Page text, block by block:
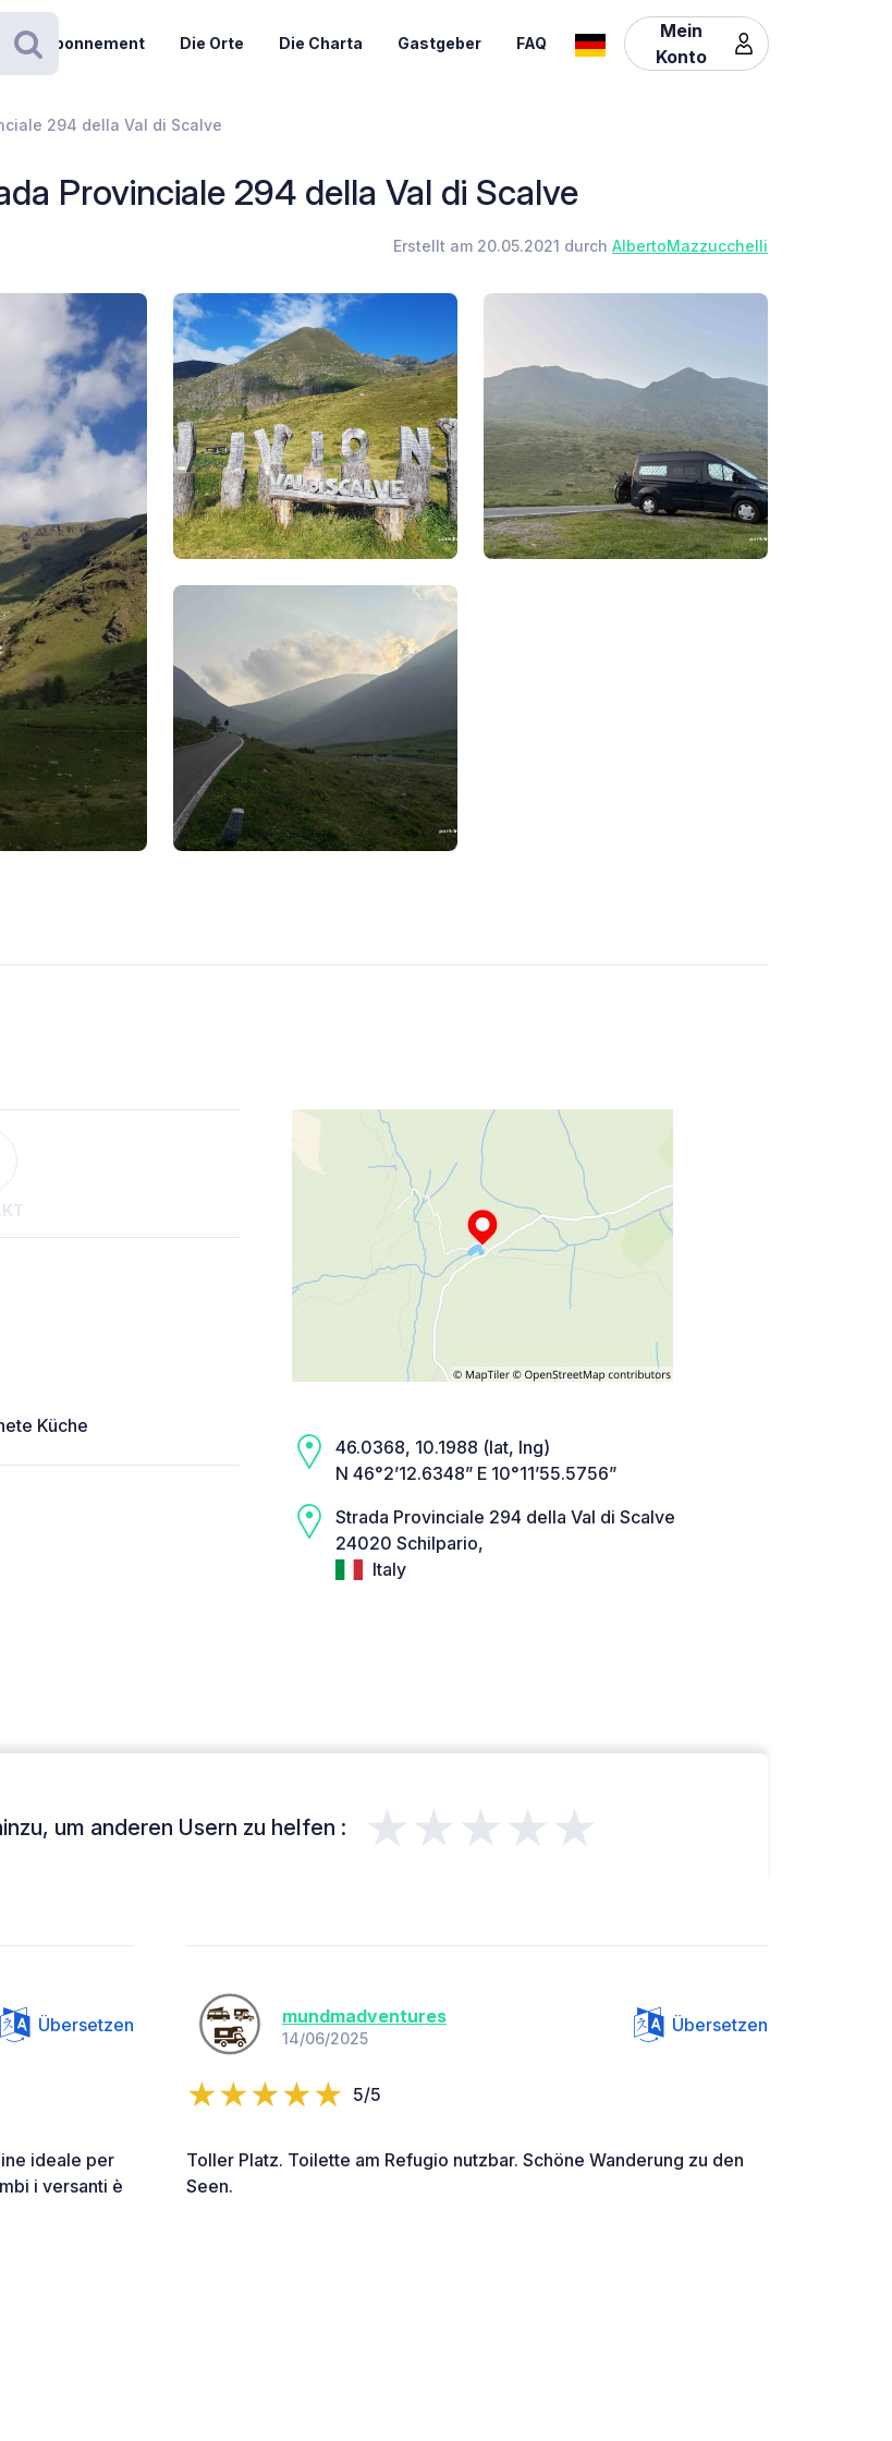
Suchen
Abonnement Die Orte Die Charta Gastgeber FAQ
Mein
Konto
294 della Val di Scalve
Provinciale 294 della Val di Scalve
Erstellt am 20.05.2021 durch AlbertoMazzucchelli
Küche
46.0368, 10.1988 (lat, lng)
N 46°2’12.6348” E 10°11’55.5756”
Strada Provinciale 294 della Val di Scalve
24020 Schilpario,
Italy
um anderen Usern zu helfen : ★★★★★
Übersetzen
ideale per
i versanti è
mundmadventures
14/06/2025
Übersetzen
5/5
Toller Platz. Toilette am Refugio nutzbar. Schöne Wanderung zu den
Seen.